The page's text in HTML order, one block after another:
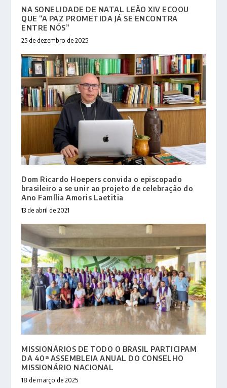
NA SONELIDADE DE NATAL LEÃO XIV ECOOU
QUE “A PAZ PROMETIDA JÁ SE ENCONTRA
ENTRE NÓS”
25 de dezembro de 2025
Dom Ricardo Hoepers convida o episcopado
brasileiro a se unir ao projeto de celebração do
Ano Família Amoris Laetitia
13 de abril de 2021
MISSIONÁRIOS DE TODO O BRASIL PARTICIPAM
DA 40ª ASSEMBLEIA ANUAL DO CONSELHO
MISSIONÁRIO NACIONAL
18 de março de 2025